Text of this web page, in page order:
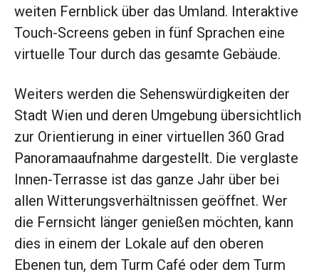
weiten Fernblick über das Umland. Interaktive
Touch-Screens geben in fünf Sprachen eine
virtuelle Tour durch das gesamte Gebäude.
Weiters werden die Sehenswürdigkeiten der
Stadt Wien und deren Umgebung übersichtlich
zur Orientierung in einer virtuellen 360 Grad
Panoramaaufnahme dargestellt. Die verglaste
Innen-Terrasse ist das ganze Jahr über bei
allen Witterungsverhältnissen geöffnet. Wer
die Fernsicht länger genießen möchten, kann
dies in einem der Lokale auf den oberen
Ebenen tun, dem Turm Café oder dem Turm